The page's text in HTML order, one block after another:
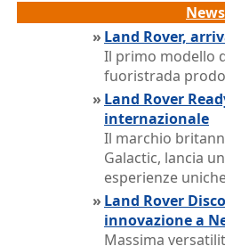
» Land Rover,
Il primo modello
fuoristrada
» Land Rover
internazionale
Il marchio
Galactic, lancia
esperienze
» Land Rover
innovazione a
Massima